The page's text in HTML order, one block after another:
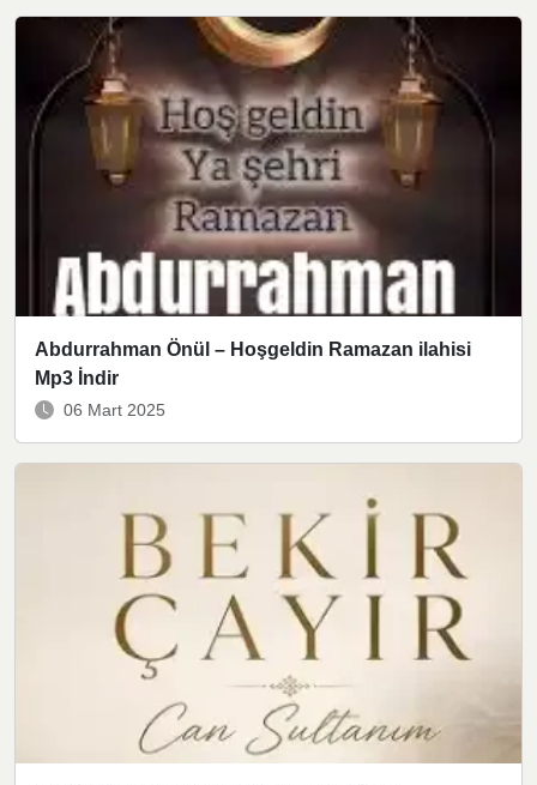
Abdurrahman Önül – Hoşgeldin Ramazan ilahisi
Mp3 İndir
06 Mart 2025